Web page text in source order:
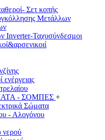
Σετ κοπής
Μετάλλων
Inverter-Ταχυσύνδεσμοι
ενέργειας
- ΣΟΜΠΕΣ +
Σώματα
- Αλογόνου
νερού